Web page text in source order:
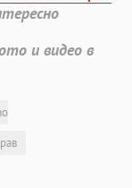
и видео в